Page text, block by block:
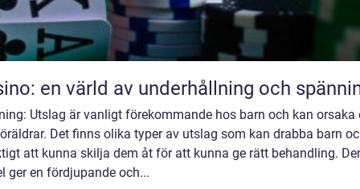
en värld av underhållning och
Utslag är vanligt förekommande hos barn och kan orsaka
Det finns olika typer av utslag som kan drabba barn
att kunna skilja dem åt för att kunna ge rätt behandling.
ger en fördjupande och...